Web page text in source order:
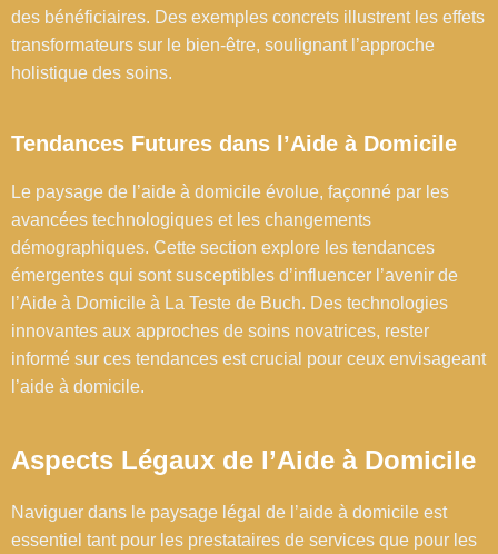
des bénéficiaires. Des exemples concrets illustrent les effets
transformateurs sur le bien-être, soulignant l’approche
holistique des soins.
Tendances Futures dans l’Aide à Domicile
Le paysage de l’aide à domicile évolue, façonné par les
avancées technologiques et les changements
démographiques. Cette section explore les tendances
émergentes qui sont susceptibles d’influencer l’avenir de
l’Aide à Domicile à La Teste de Buch. Des technologies
innovantes aux approches de soins novatrices, rester
informé sur ces tendances est crucial pour ceux envisageant
l’aide à domicile.
Aspects Légaux de l’Aide à Domicile
Naviguer dans le paysage légal de l’aide à domicile est
essentiel tant pour les prestataires de services que pour les